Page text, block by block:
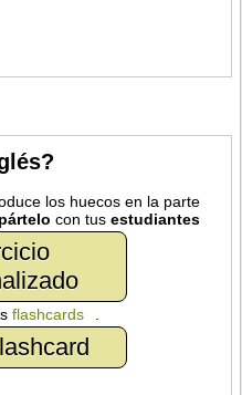
los huecos en la parte
con tusestudiantes
flashcards